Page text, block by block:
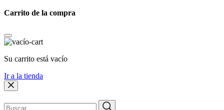
Carrito de la compra
Su carrito está vacío
Ir a la tienda